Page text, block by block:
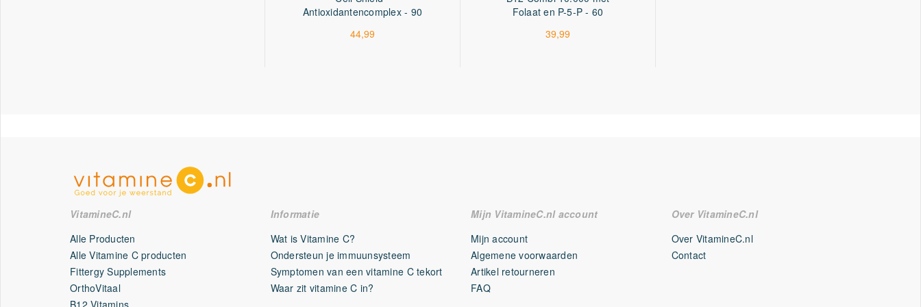
Antioxidantencomplex - 90
44,99
Folaat en P-5-P - 60
39,99
VitamineC.nl
Alle Producten
Alle Vitamine C producten
Fittergy Supplements
OrthoVitaal
B12 Vitamins
Informatie
Wat is Vitamine C?
Ondersteun je immuunsysteem
Symptomen van een vitamine C tekort
Waar zit vitamine C in?
Mijn VitamineC.nl account
Mijn account
Algemene voorwaarden
Artikel retourneren
FAQ
Over VitamineC.nl
Over VitamineC.nl
Contact